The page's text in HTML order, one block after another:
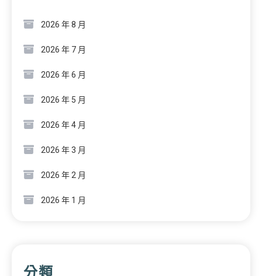
2026 年 8 月
2026 年 7 月
2026 年 6 月
2026 年 5 月
2026 年 4 月
2026 年 3 月
2026 年 2 月
2026 年 1 月
分類